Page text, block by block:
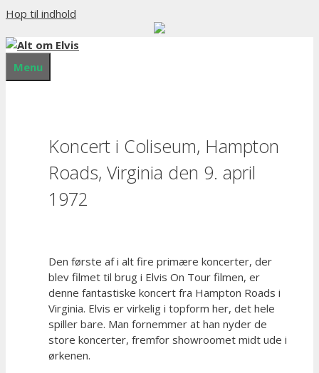
Hop til indhold
Menu
Koncert i Coliseum, Hampton
Roads, Virginia den 9. april
1972
Den første af i alt fire primære koncerter, der
blev filmet til brug i Elvis On Tour filmen, er
denne fantastiske koncert fra Hampton Roads i
Virginia. Elvis er virkelig i topform her, det hele
spiller bare. Man fornemmer at han nyder de
store koncerter, fremfor showroomet midt ude i
ørkenen.